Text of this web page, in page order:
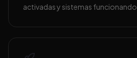
activadas y sistemas funcionando.